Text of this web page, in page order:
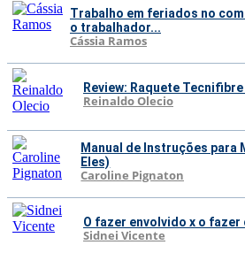
Trabalho em feriados no
o trabalhador...
Cássia Ramos
Review: Raquete
Reinaldo Olecio
Manual de Instruções para
Eles)
Caroline Pignaton
O fazer envolvido x o
Sidnei Vicente